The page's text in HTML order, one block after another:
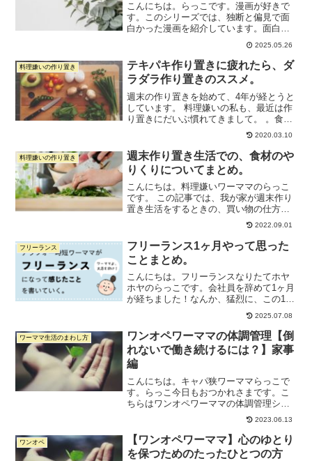
こんにちは。らっこです。漫画が好きで
す。このシリーズでは、独断と偏見で面
白かった漫画を紹介しています。面白か
った漫画シリーズの記事をすべて見るに
はこちらから今回紹介するのは、こちら
の漫画。執筆時時点で7巻が出たばかり。
前に紹介した漫画『クイ...
2025.05.26
料理嫌いの作り置き
テキパキ作り置きに疲れたら、ダ
ラダラ作り置きのススメ。
週末の作り置きを始めて、4年が経とうと
しています。 料理嫌いの私も、最近は作
り置きにだいぶ慣れてきまして。 。食材
が届いたら、儀式に向かうような気持ち
で作り置きを始めるようになりまし
た。。作り置きに関して、好調な時期
も、スランプも乗り越えた...
2020.03.10
料理嫌いの作り置き
週末作り置き生活での、食材のや
りくりについてまとめ。
こんにちは。料理嫌いワーママのらっこ
です。 この記事では、我が家が週末作り
置き生活をするときの、買い物の仕方と
食材のやりくりについてまとめます。週
末作り置きの進め方。 ↑こちらの記事の
中の、「３．食材の買い方」の部分を詳
しく書いています。 ...
2022.09.01
フリーランス
フリーランス1ヶ月やって思った
ことまとめ。
こんにちは。フリーランスなりたてホヤ
ホヤのらっこです。会社員を辞めて1ヶ月
が経ちました！なんか、猛烈に、この1ヶ
月のことを振り返ってみたくなったので
久々にブログを書きます。仕事を優先す
るために、ブログ書くのずっと我慢して
たんだけど限界がきた...
2025.07.08
ワーママ生活のまわし方
ワンオペワーママの体調管理【倒
れないで働き続けるには？】家事
編
こんにちは。キャパ狭ワーママらっこで
す。らっこ今日もおつかれさまです。こ
ちらはワンオペワーママの体調管理シリ
ーズの3つ目です。前に書いた記事はこち
ら↓です。１：ワンオペワーママの体調管
理【経験談＆前置き編】２：ワンオペワ
ーママの体調管理【メ...
2023.06.13
ワンオペ
【ワンオペワーママ】心のゆとり
を保つためのたったひとつの方